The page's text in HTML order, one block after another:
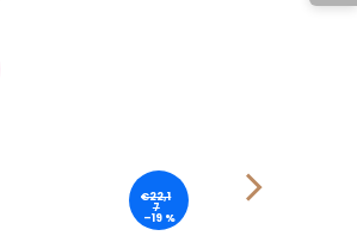
€22,1
7
–19 %